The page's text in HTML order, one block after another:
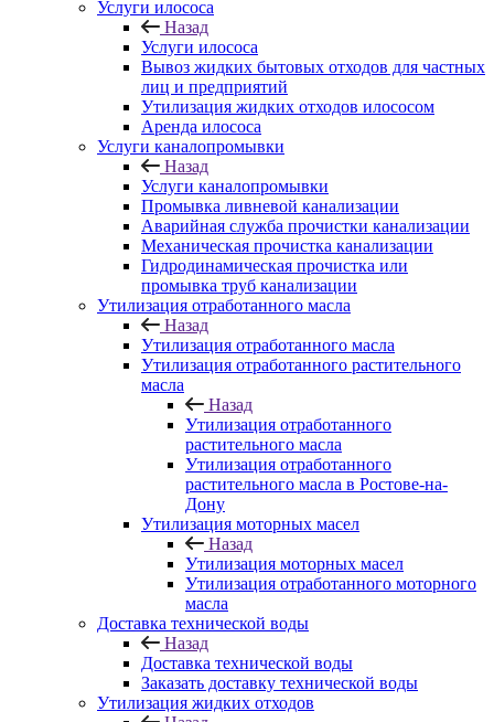
Услуги илососа
Назад
Услуги илососа
Вывоз жидких бытовых отходов для частных
лиц и предприятий
Утилизация жидких отходов илососом
Аренда илососа
Услуги каналопромывки
Назад
Услуги каналопромывки
Промывка ливневой канализации
Аварийная служба прочистки канализации
Механическая прочистка канализации
Гидродинамическая прочистка или
промывка труб канализации
Утилизация отработанного масла
Назад
Утилизация отработанного масла
Утилизация отработанного растительного
масла
Назад
Утилизация отработанного
растительного масла
Утилизация отработанного
растительного масла в Ростове-на-
Дону
Утилизация моторных масел
Назад
Утилизация моторных масел
Утилизация отработанного моторного
масла
Доставка технической воды
Назад
Доставка технической воды
Заказать доставку технической воды
Утилизация жидких отходов